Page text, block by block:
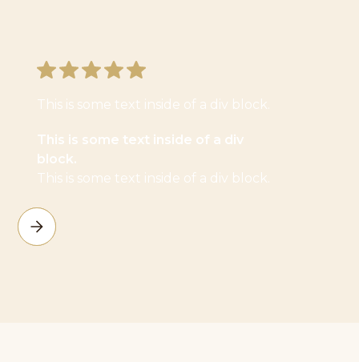
This is some text inside of a div block.
This is some text inside of a div
block.
This is some text inside of a div block.